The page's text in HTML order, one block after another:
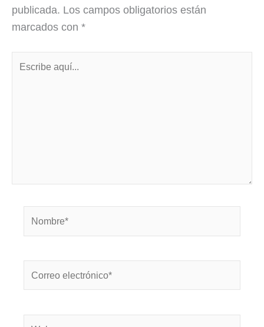
publicada. Los campos obligatorios están
marcados con *